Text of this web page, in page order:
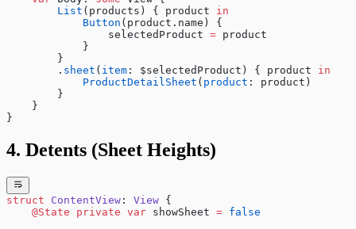
        List
(products) { product in
            Button
(product.name) {
                selectedProduct
= product
            }
        }
        .
sheet ( item : $selectedProduct) { product in
            ProductDetailSheet
( product : product)
        }
    }
}
4. Detents (Sheet Heights)
struct ContentView : View {
    @State
private var showSheet = false